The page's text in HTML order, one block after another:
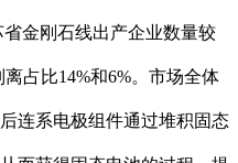
金刚石线出产企业数量较
占比14%和6%。市场全体
连系电极组件通过堆积固态